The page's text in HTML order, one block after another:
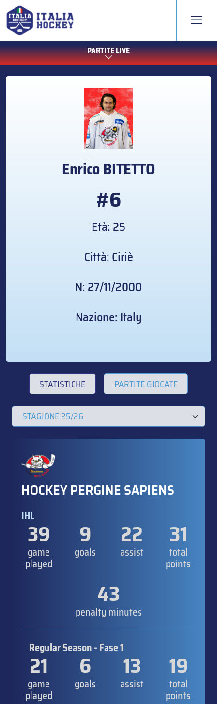
PARTITE LIVE
EnricoBITETTO
#6
Età: 25
Città: Ciriè
N: 27/11/2000
Nazione: Italy
STATISTICHE PARTITE GIOCATE
HOCKEY PERGINE SAPIENS
IHL
39
game
played
9
goals
22
assist
31
total
points
43
penalty minutes
Regular Season - Fase 1
21
game
played
6
goals
13
assist
19
total
points